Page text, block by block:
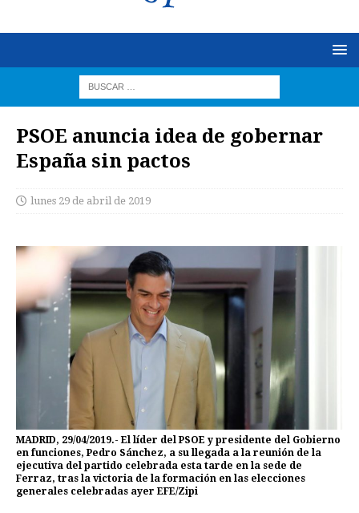
PSOE anuncia idea de gobernar
España sin pactos
lunes 29 de abril de 2019
MADRID, 29/04/2019.- El líder del PSOE y presidente del Gobierno
en funciones, Pedro Sánchez, a su llegada a la reunión de la
ejecutiva del partido celebrada esta tarde en la sede de
Ferraz, tras la victoria de la formación en las elecciones
generales celebradas ayer EFE/Zipi